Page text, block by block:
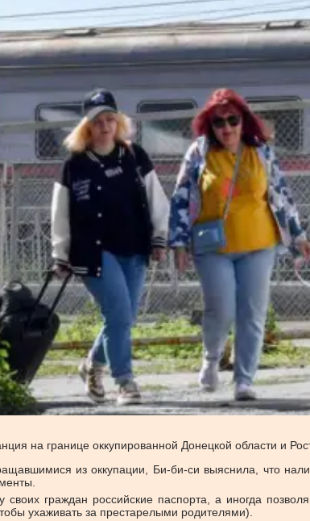
на границе оккупированной Донецкой области и
из оккупации, Би-би-си выяснила, что
своих граждан российские паспорта, а иногда
ухаживать за престарелыми родителями).